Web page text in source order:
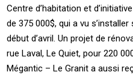
Centre d’habitation et
de 375 000$, qui a vu
début d’avril. Un projet de
rue Laval, Le Quiet, pour 220
Mégantic – Le Granit a aussi